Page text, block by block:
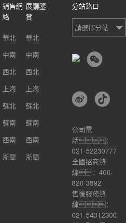
銷售網
絡
華北
中南
西北
上海
蘇北
蘇南
西南
浙閩
展廳鑒
賞
華北
中南
西北
上海
蘇北
蘇南
西南
浙閩
分站路口
請選擇分站
公司電
話：
021-52230777
全國招商熱
線：400-
820-3892
售後服務熱
線：
021-54312300